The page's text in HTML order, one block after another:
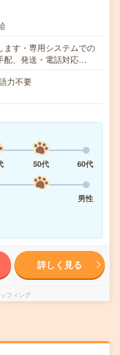
ます・専用システムでの
配、発送・電話対応…
力不要
50代
60代
男性
詳しく見る
フィング